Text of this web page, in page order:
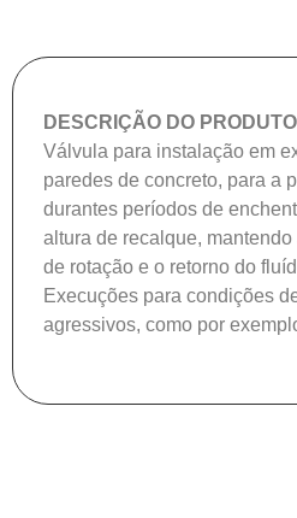
DESCRIÇÃO DO PRODUTO
Válvula para instalação em
paredes de concreto, para a
durantes períodos de
altura de recalque,
de rotação e o retorno do
Execuções para condições
agressivos, como por